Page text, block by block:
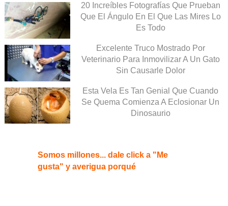
20 Increíbles Fotografías Que Prueban
Que El Ángulo En El Que Las Mires Lo
Es Todo
Excelente Truco Mostrado Por
Veterinario Para Inmovilizar A Un Gato
Sin Causarle Dolor
Esta Vela Es Tan Genial Que Cuando
Se Quema Comienza A Eclosionar Un
Dinosaurio
Somos millones... dale click a "Me
gusta" y averigua porqué